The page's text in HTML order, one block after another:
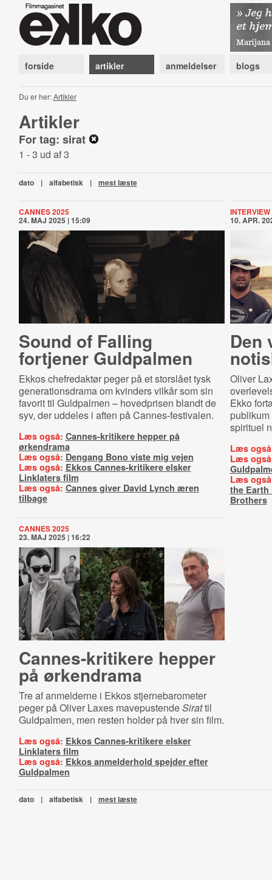
forside artikler anmeldelser blogs
Du er her:Artikler
Artikler
For tag: sirat
1 - 3 ud af 3
dato | alfabetisk | mest læste
CANNES 2025
24. MAJ 2025 | 15:09
Sound of Falling
fortjener Guldpalmen
Ekkos chefredaktør peger på et storslået tysk
generationsdrama om kvinders vilkår som sin
favorit til Guldpalmen – hovedprisen blandt de
syv, der uddeles i aften på Cannes-festivalen.
Læs også: Cannes-kritikere hepper på
ørkendrama
Læs også: Dengang Bono viste mig vejen
Læs også: Ekkos Cannes-kritikere elsker
Linklaters film
Læs også: Cannes giver David Lynch æren
tilbage
INTERVIEW
10. APR.
Den
Oliver
Ekko
spirituel
Læs
Læs
Læs
the Earth
Brothers
CANNES 2025
23. MAJ 2025 | 16:22
Can­nes-​kri­ti­ke­re hepper
på ørkendrama
Tre af anmelderne i Ekkos stjernebarometer
peger på Oliver Laxes mavepustendeSirattil
Guldpalmen, men resten holder på hver sin film.
Læs også: Ekkos Cannes-kritikere elsker
Linklaters film
Læs også: Ekkos anmelderhold spejder efter
Guldpalmen
dato | alfabetisk | mest læste